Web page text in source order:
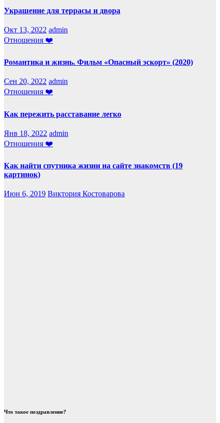
Украшение для террасы и двора
Окт 13, 2022 admin
Отношения ❤️
Романтика и жизнь. Фильм «Опасный эскорт» (2020)
Сен 20, 2022 admin
Отношения ❤️
Как пережить расставание легко
Янв 18, 2022 admin
Отношения ❤️
Как найти спутника жизни на сайте знакомств (19
картинок)
Июн 6, 2019 Виктория Костоварова
Что такое поздравление?